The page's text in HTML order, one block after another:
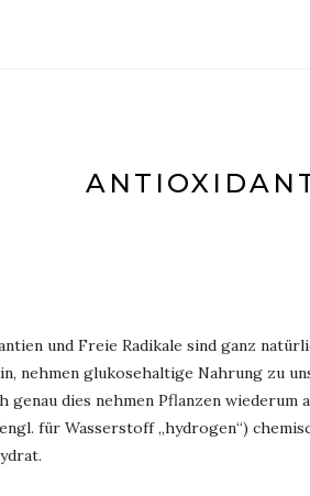
und Freie Radikale sind ganz
nehmen glukosehaltige Nahrung zu
genau dies nehmen Pflanzen wiederum
für Wasserstoff „hydrogen“)